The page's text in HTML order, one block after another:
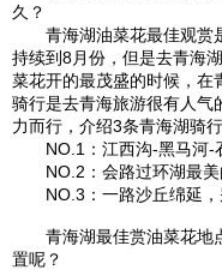
久？
青海湖油菜花最佳观赏
持续到8月份，但是去青海湖
菜花开的最茂盛的时候，在
骑行是去青海旅游很有人气
力而行，介绍3条青海湖骑
NO.1： 江西沟-黑马河-
NO.2：会路过环湖最美
NO.3：一路沙丘绵延，
青海湖最佳赏油菜花地
置呢？